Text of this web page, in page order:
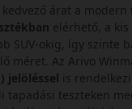
árat a modern
elérhető, a kis
SUV-okig, így szinte
méret. Az Arivo
jelöléssel is
tapadási teszteken